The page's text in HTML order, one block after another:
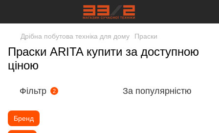
Дрібна побутова техніка для дому Праски
Праски ARITA купити за доступною
ціною
Фільтр 2 За популярністю
Бренд